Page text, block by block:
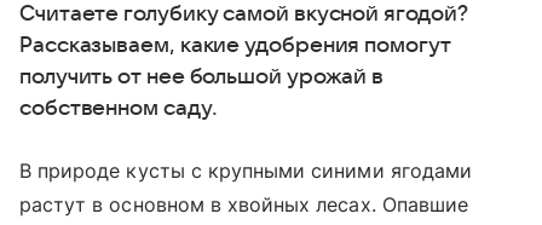
Считаете голубику самой вкусной ягодой?
Рассказываем, какие удобрения помогут
получить от нее большой урожай в
собственном саду.
В природе кусты с крупными синими ягодами
растут в основном в хвойных лесах. Опавшие